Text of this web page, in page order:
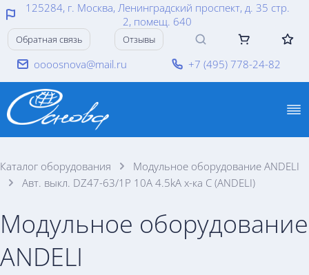
125284, г. Москва, Ленинградский проспект, д. 35 стр.
2, помещ. 640
oooosnova@mail.ru +7 (495) 778-24-82
Обратная связь Отзывы
Каталог оборудования
Модульное оборудование ANDELI
Авт. выкл. DZ47-63/1P 10A 4.5kA х-ка C (ANDELI)
Модульное оборудование
ANDELI